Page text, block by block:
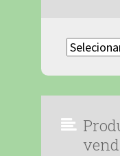
Categorias